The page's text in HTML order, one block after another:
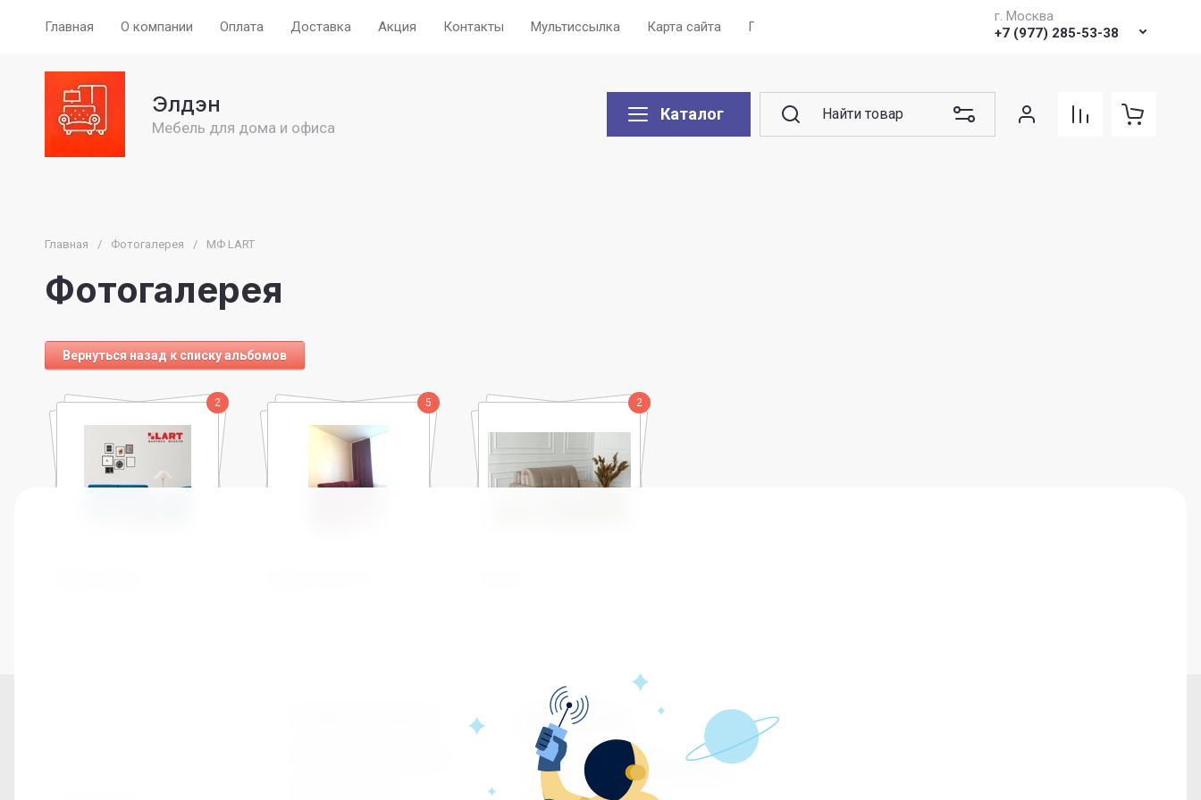
Главная О компании Оплата Доставка Акция Контакты Мультиссылка Карта сайта Поиск по сайту Фотогалерея Статьи
г. Москва
+7 (977) 285-53-38
Элдэн
Мебель для дома и офиса
Каталог
Главная / Фотогалерея / МФ LART
Фотогалерея
Вернуться назад к списку альбомов
2 5 2
Контакты
+7 (977) 285-53-38